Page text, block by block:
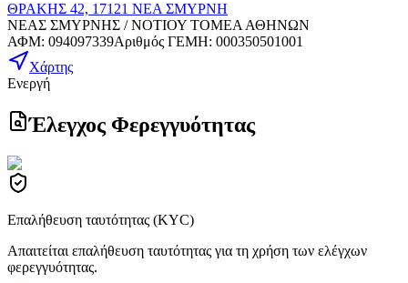
ΘΡΑΚΗΣ 42, 17121 ΝΕΑ ΣΜΥΡΝΗ
ΝΕΑΣ ΣΜΥΡΝΗΣ / ΝΟΤΙΟΥ ΤΟΜΕΑ ΑΘΗΝΩΝ
ΑΦΜ: 094097339Αριθμός ΓΕΜΗ: 000350501001
Χάρτης
Ενεργή
Έλεγχος Φερεγγυότητας
Επαλήθευση ταυτότητας (KYC)
Απαιτείται επαλήθευση ταυτότητας για τη χρήση των ελέγχων
φερεγγυότητας.